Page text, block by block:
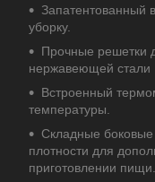
Запатентованный
уборку.
Прочные решетки
нержавеющей стали
Встроенный
температуры.
Складные боковые
плотности для
приготовлении пищи.